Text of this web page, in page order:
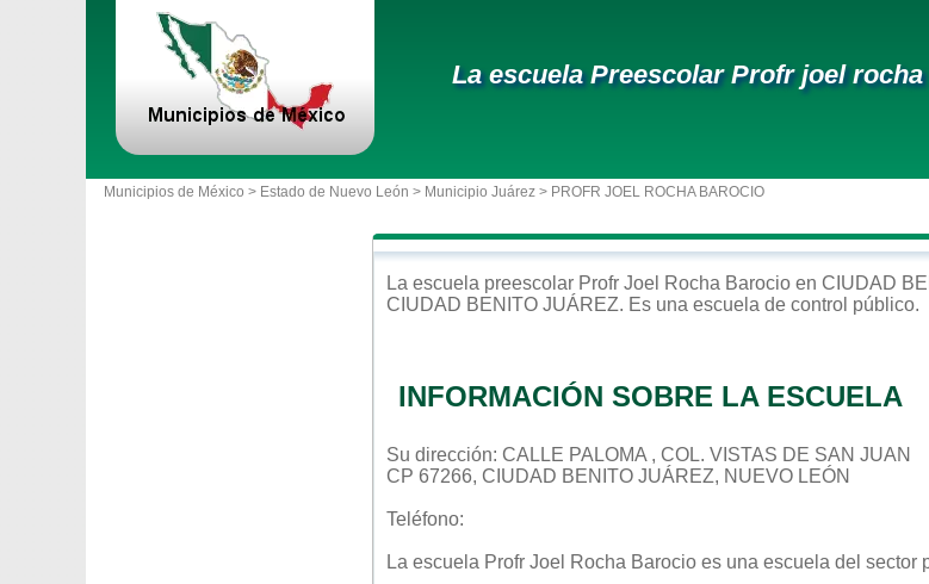
La escuela Preescolar Profr joel
Municipios de México > Estado de Nuevo León > Municipio Juárez > PROFR JOEL ROCHA BAROCIO
La escuela preescolar Profr Joel Rocha Barocio en CIUDAD
CIUDAD BENITO JUÁREZ. Es una escuela de control público.
INFORMACIÓN SOBRE LA ESCUELA
Su dirección: CALLE PALOMA , COL. VISTAS DE SAN JUAN
CP 67266, CIUDAD BENITO JUÁREZ, NUEVO LEÓN
Teléfono:
La escuela Profr Joel Rocha Barocio es una escuela del sector